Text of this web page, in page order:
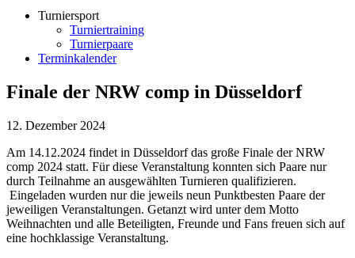
Turniersport
Turniertraining
Turnierpaare
Terminkalender
Finale der NRW comp in Düsseldorf
12. Dezember 2024
Am 14.12.2024 findet in Düsseldorf das große Finale der NRW
comp 2024 statt. Für diese Veranstaltung konnten sich Paare nur
durch Teilnahme an ausgewählten Turnieren qualifizieren.
Eingeladen wurden nur die jeweils neun Punktbesten Paare der
jeweiligen Veranstaltungen. Getanzt wird unter dem Motto
Weihnachten und alle Beteiligten, Freunde und Fans freuen sich auf
eine hochklassige Veranstaltung.